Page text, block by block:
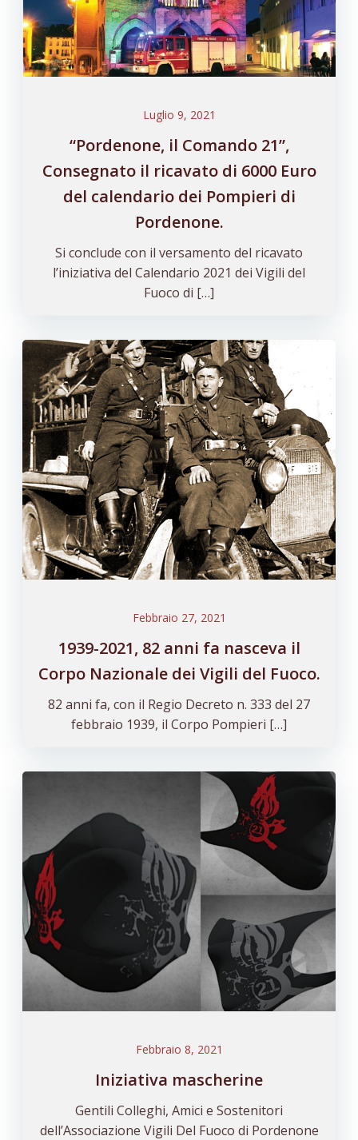
Luglio 9, 2021
“Pordenone, il Comando 21”,
Consegnato il ricavato di 6000 Euro
del calendario dei Pompieri di
Pordenone.
Si conclude con il versamento del ricavato
l’iniziativa del Calendario 2021 dei Vigili del
Fuoco di […]
Febbraio 27, 2021
1939-2021, 82 anni fa nasceva il
Corpo Nazionale dei Vigili del Fuoco.
82 anni fa, con il Regio Decreto n. 333 del 27
febbraio 1939, il Corpo Pompieri […]
Febbraio 8, 2021
Iniziativa mascherine
Gentili Colleghi, Amici e Sostenitori
dell’Associazione Vigili Del Fuoco di Pordenone